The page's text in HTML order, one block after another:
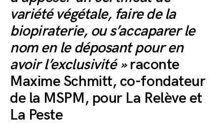
variété végétale, faire de la
biopiraterie, ou s’accaparer le
nom en le déposant pour en
avoir l’exclusivité »raconte
Maxime Schmitt, co-fondateur
de la MSPM, pour La Relève et
La Peste